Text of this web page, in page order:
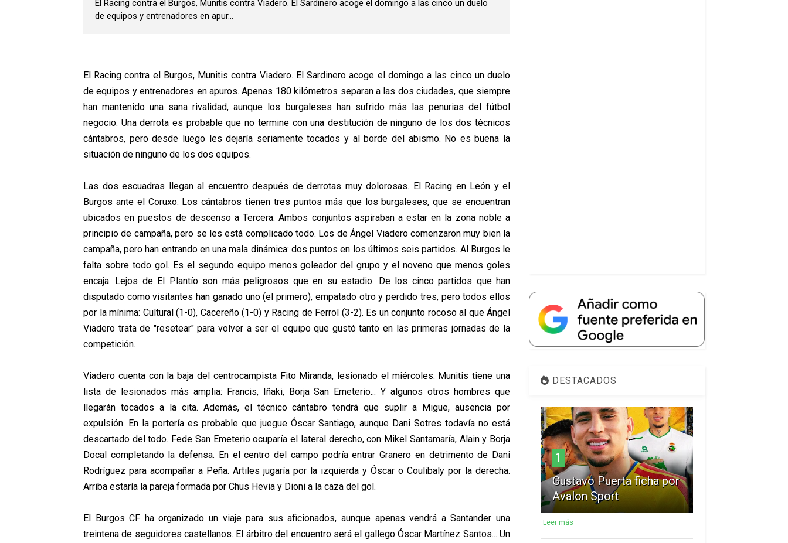
El Racing contra el Burgos, Munitis contra Viadero. El Sardinero acoge el domingo a las cinco un duelo
de equipos y entrenadores en apur...
El Racing contra el Burgos, Munitis contra Viadero. El Sardinero acoge el domingo a las cinco un duelo
de equipos y entrenadores en apuros. Apenas 180 kilómetros separan a las dos ciudades, que siempre
han mantenido una sana rivalidad, aunque los burgaleses han sufrido más las penurias del fútbol
negocio. Una derrota es probable que no termine con una destitución de ninguno de los dos técnicos
cántabros, pero desde luego les dejaría seriamente tocados y al borde del abismo. No es buena la
situación de ninguno de los dos equipos.
Las dos escuadras llegan al encuentro después de derrotas muy dolorosas. El Racing en León y el
Burgos ante el Coruxo. Los cántabros tienen tres puntos más que los burgaleses, que se encuentran
ubicados en puestos de descenso a Tercera. Ambos conjuntos aspiraban a estar en la zona noble a
principio de campaña, pero se les está complicado todo. Los de Ángel Viadero comenzaron muy bien la
campaña, pero han entrando en una mala dinámica: dos puntos en los últimos seis partidos. Al Burgos le
falta sobre todo gol. Es el segundo equipo menos goleador del grupo y el noveno que menos goles
encaja. Lejos de El Plantío son más peligrosos que en su estadio. De los cinco partidos que han
disputado como visitantes han ganado uno (el primero), empatado otro y perdido tres, pero todos ellos
por la mínima: Cultural (1-0), Cacereño (1-0) y Racing de Ferrol (3-2). Es un conjunto rocoso al que Ángel
Viadero trata de "resetear" para volver a ser el equipo que gustó tanto en las primeras jornadas de la
competición.
Viadero cuenta con la baja del centrocampista Fito Miranda, lesionado el miércoles. Munitis tiene una
lista de lesionados más amplia: Francis, Iñaki, Borja San Emeterio... Y algunos otros hombres que
llegarán tocados a la cita. Además, el técnico cántabro tendrá que suplir a Migue, ausencia por
expulsión. En la portería es probable que juegue Óscar Santiago, aunque Dani Sotres todavía no está
descartado del todo. Fede San Emeterio ocuparía el lateral derecho, con Mikel Santamaría, Alain y Borja
Docal completando la defensa. En el centro del campo podría entrar Granero en detrimento de Dani
Rodríguez para acompañar a Peña. Artiles jugaría por la izquierda y Óscar o Coulibaly por la derecha.
Arriba estaría la pareja formada por Chus Hevia y Dioni a la caza del gol.
El Burgos CF ha organizado un viaje para sus aficionados, aunque apenas vendrá a Santander una
treintena de seguidores castellanos. El árbitro del encuentro será el gallego Óscar Martínez Santos... Un
DESTACADOS
1
Gustavo Puerta ficha por
Avalon Sport
Leer más